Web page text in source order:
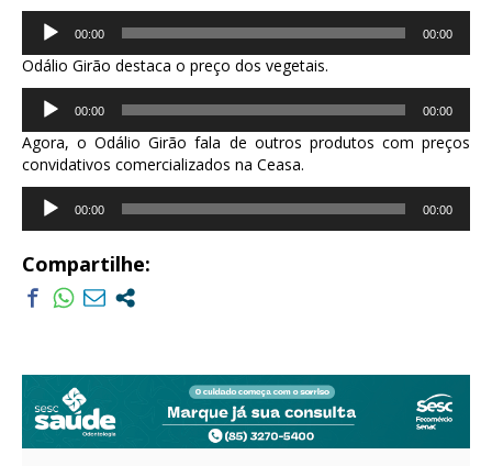
Tocador
áudio
00:00 00:00
Odálio Girão destaca o preço dos vegetais.
Tocador
áudio
00:00 00:00
Agora, o Odálio Girão fala de outros produtos com preços
convidativos comercializados na Ceasa.
Tocador
00:00 00:00
Compartilhe: